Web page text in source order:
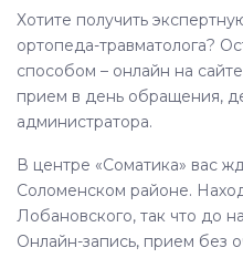
Хотите получить
ортопеда-травматолога?
способом – онлайн на
прием в день обращения,
администратора.
В центре «Соматика» вас
Соломенском районе.
Лобановского, так что до
Онлайн-запись, прием без